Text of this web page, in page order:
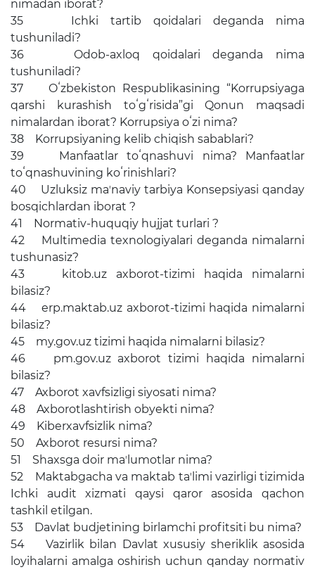
nimadan iborat?
35 Ichki tartib qoidalari deganda nima
tushuniladi?
36 Odob-axloq qoidalari deganda nima
tushuniladi?
37 Oʻzbekiston Respublikasining “Korrupsiyaga
qarshi kurashish toʻgʻrisida”gi Qonun maqsadi
nimalardan iborat? Korrupsiya oʻzi nima?
38 Korrupsiyaning kelib chiqish sabablari?
39 Manfaatlar toʻqnashuvi nima? Manfaatlar
toʻqnashuvining koʻrinishlari?
40 Uzluksiz maʼnaviy tarbiya Konsepsiyasi qanday
bosqichlardan iborat ?
41 Normativ-huquqiy hujjat turlari ?
42 Multimedia texnologiyalari deganda nimalarni
tushunasiz?
43 kitob.uz axborot-tizimi haqida nimalarni
bilasiz?
44 erp.maktab.uz axborot-tizimi haqida nimalarni
bilasiz?
45 my.gov.uz tizimi haqida nimalarni bilasiz?
46 pm.gov.uz axborot tizimi haqida nimalarni
bilasiz?
47 Axborot xavfsizligi siyosati nima?
48 Axborotlashtirish obyekti nima?
49 Kiberxavfsizlik nima?
50 Axborot resursi nima?
51 Shaxsga doir maʼlumotlar nima?
52 Maktabgacha va maktab taʼlimi vazirligi tizimida
Ichki audit xizmati qaysi qaror asosida qachon
tashkil etilgan.
53 Davlat budjetining birlamchi profitsiti bu nima?
54 Vazirlik bilan Davlat xususiy sheriklik asosida
loyihalarni amalga oshirish uchun qanday normativ